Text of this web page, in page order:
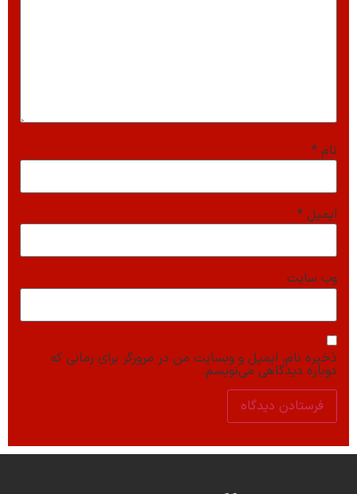
نام *
ایمیل *
وب‌ سایت
ذخیره نام، ایمیل و وبسایت من در مرورگر برای زمانی که
دوباره دیدگاهی می‌نویسم.